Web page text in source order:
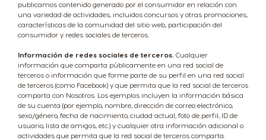
publicamos contenido generado por el consumidor en relación con
una variedad de actividades, incluidos concursos y otras promociones,
características de la comunidad del sitio web, participación del
consumidor y redes sociales de terceros.
Información de redes sociales de terceros. Cualquier
información que comparta públicamente en una red social de
terceros o información que forme parte de su perfil en una red social
de terceros (como Facebook) y que permita que la red social de terceros
comparta con Nosotros. Los ejemplos incluyen la información básica
de su cuenta (por ejemplo, nombre, dirección de correo electrónico,
sexo/género, fecha de nacimiento, ciudad actual, foto de perfil, ID de
usuario, lista de amigos, etc.) y cualquier otra información adicional o
actividades que permita que la red social de terceros comparta.